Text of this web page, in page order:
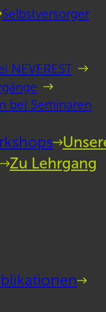
Selbstversorger
NEVEREST
bei Seminaren
Zu Lehrgang